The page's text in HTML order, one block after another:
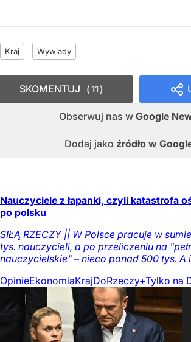
Kraj Wywiady
Obserwuj nas w Google
Dodaj jako źródło w
SKOMENTUJ 11
Nauczyciele z łapanki, czyli katastrofa
po polsku
SIŁĄ RZECZY || W Polsce pracuje w
tys. nauczycieli, a po przeliczeniu na
nauczycielskie" – nieco ponad 500 tys. A
OpinieEkonomiaKrajDoRzeczy+Tylko na